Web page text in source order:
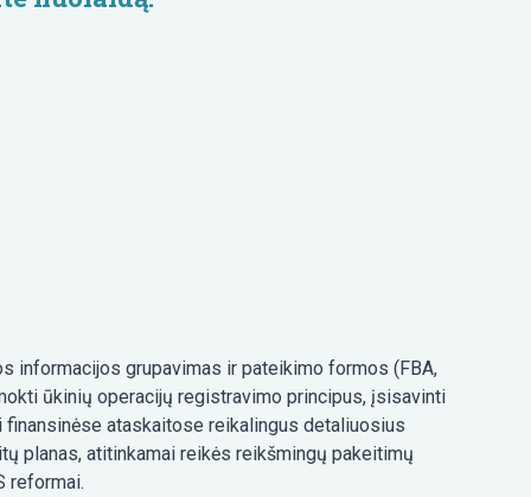
informacijos grupavimas ir pateikimo formos (FBA,
ūkinių operacijų registravimo principus, įsisavinti
ataskaitose reikalingus detaliuosius
planas, atitinkamai reikės reikšmingų pakeitimų
reformai.